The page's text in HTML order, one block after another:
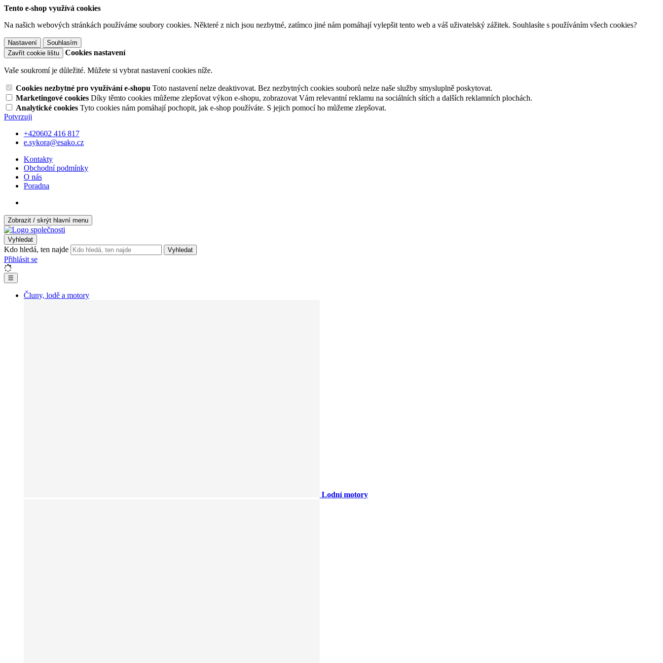
Tento e-shop využívá cookies
Na našich webových stránkách používáme soubory cookies. Některé z nich jsou nezbytné, zatímco jiné nám pomáhají vylepšit tento web a váš uživatelský zážitek. Souhlasíte s používáním všech cookies?
Nastavení
Souhlasím
Zavřít cookie lištu
Cookies nastavení
Vaše soukromí je důležité. Můžete si vybrat nastavení cookies níže.
Cookies nezbytné pro využívání e-shopu Toto nastavení nelze deaktivovat. Bez nezbytných cookies souborů nelze naše služby smysluplně poskytovat.
Marketingové cookies Díky těmto cookies můžeme zlepšovat výkon e-shopu, zobrazovat Vám relevantní reklamu na sociálních sítích a dalších reklamních plochách.
Analytické cookies Tyto cookies nám pomáhají pochopit, jak e-shop používáte. S jejich pomocí ho můžeme zlepšovat.
Potvrzuji
+420602 416 817
e.sykora@esako.cz
Kontakty
Obchodní podmínky
O nás
Poradna
Zobrazit / skrýt hlavní menu
Vyhledat
Kdo hledá, ten najde Vyhledat
Přihlásit se
☰
Čluny, lodě a motory
Lodní motory